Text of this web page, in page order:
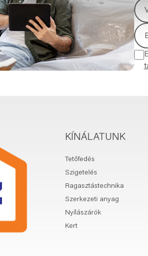
KÍNÁLATUNK
Tetőfedés
Szigetelés
Ragasztástechnika
Szerkezeti anyag
Nyílászárók
Kert